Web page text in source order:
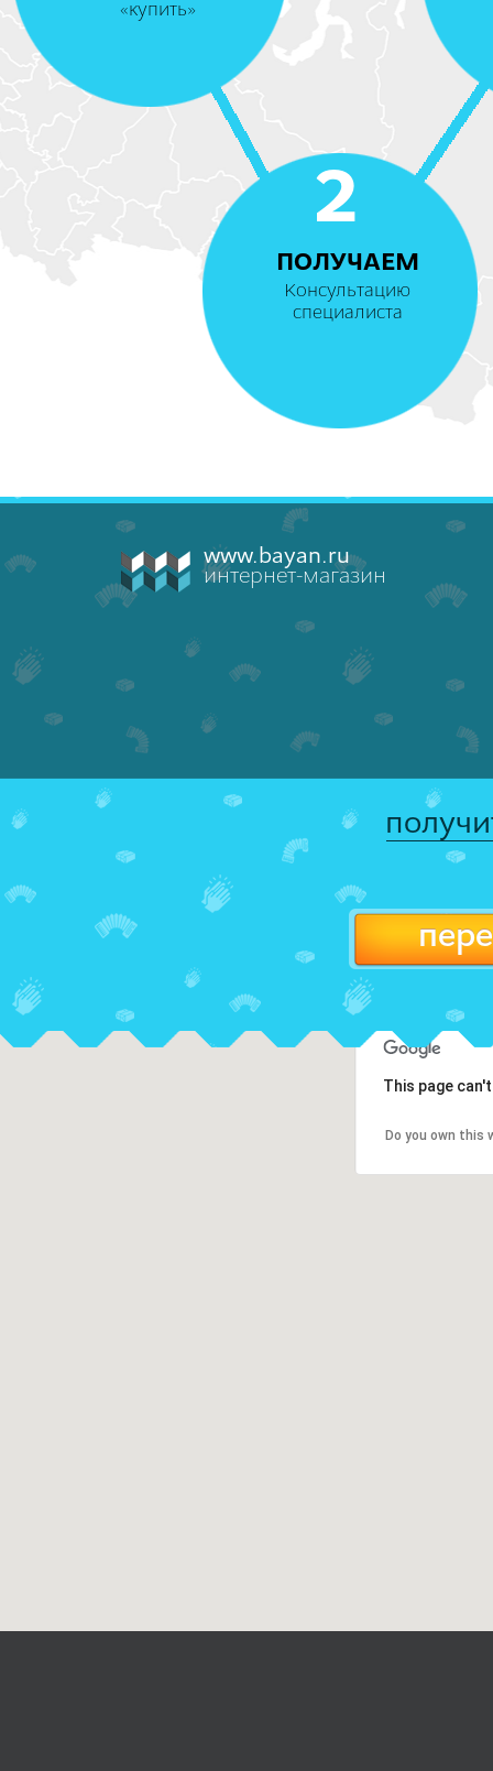
«купить»
2
ПОЛУЧАЕМ
Консультацию
специалиста
www.bayan.ru
интернет-магазин
This page
Do you own this